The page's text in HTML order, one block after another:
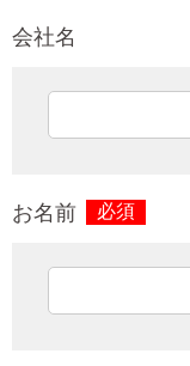
会社名
お名前 必須